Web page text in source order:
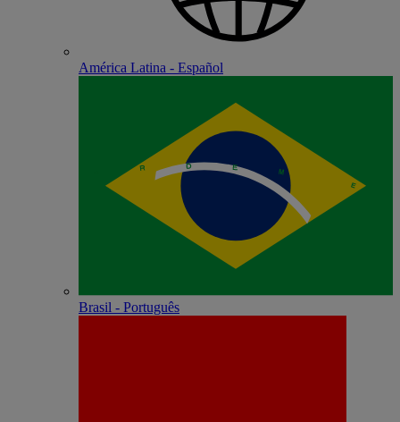
América Latina - Español
Brasil - Português